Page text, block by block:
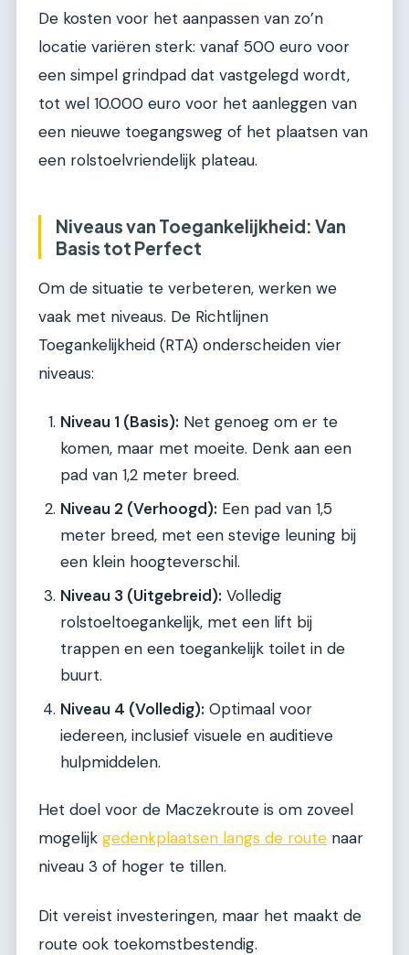
De kosten voor het aanpassen van zo’n
locatie variëren sterk: vanaf 500 euro voor
een simpel grindpad dat vastgelegd wordt,
tot wel 10.000 euro voor het aanleggen van
een nieuwe toegangsweg of het plaatsen van
een rolstoelvriendelijk plateau.
Niveaus van Toegankelijkheid: Van
Basis tot Perfect
Om de situatie te verbeteren, werken we
vaak met niveaus. De Richtlijnen
Toegankelijkheid (RTA) onderscheiden vier
niveaus:
Niveau 1 (Basis): Net genoeg om er te
komen, maar met moeite. Denk aan een
pad van 1,2 meter breed.
Niveau 2 (Verhoogd): Een pad van 1,5
meter breed, met een stevige leuning bij
een klein hoogteverschil.
Niveau 3 (Uitgebreid): Volledig
rolstoeltoegankelijk, met een lift bij
trappen en een toegankelijk toilet in de
buurt.
Niveau 4 (Volledig): Optimaal voor
iedereen, inclusief visuele en auditieve
hulpmiddelen.
Het doel voor de Maczekroute is om zoveel
mogelijk gedenkplaatsen langs de route naar
niveau 3 of hoger te tillen.
Dit vereist investeringen, maar het maakt de
route ook toekomstbestendig.